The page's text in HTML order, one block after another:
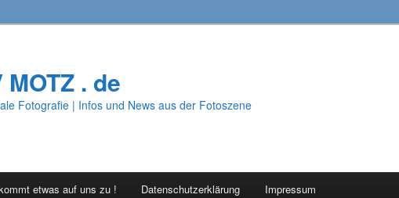
. de
Fotografie | Infos und News aus der Fotoszene
etwas auf uns zu ! Datenschutzerklärung Impressum